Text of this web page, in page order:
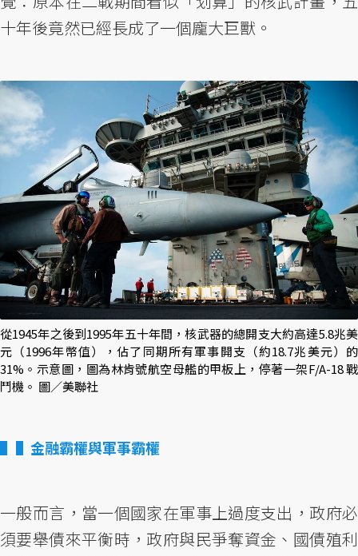
十年後竟然已經長成了一個龐大巨獸。
從1945年之後到1995年五十年間，核武器的總開支大約高達5.8兆美
元（1996年幣值），佔了同期所有軍事開支（約18.7兆美元）的
31%。示意圖，圖為林肯號航空母艦的甲板上，停著一架F/A-18 戰
鬥機。 圖／美聯社
▌金融霸權與軍事霸權
一般而言，當一個國家在軍事上過度支出，政府必
須要舉債來平衡時，政府與民爭奪資金、國債殖利